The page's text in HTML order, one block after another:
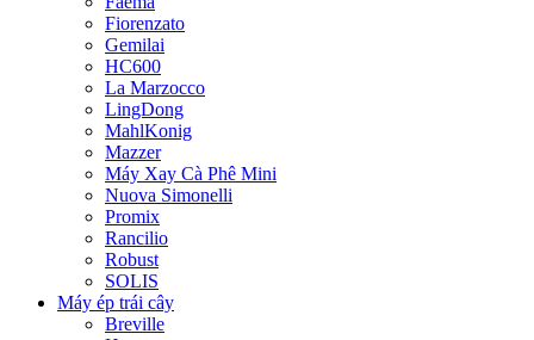
Fiorenzato
Gemilai
HC600
La Marzocco
LingDong
MahlKonig
Mazzer
Máy Xay Cà Phê Mini
Nuova Simonelli
Promix
Rancilio
Robust
SOLIS
Máy ép trái cây
Breville